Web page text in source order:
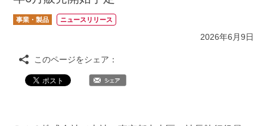
事業・製品 ニュースリリース
2026年6月9日
このページをシェア：